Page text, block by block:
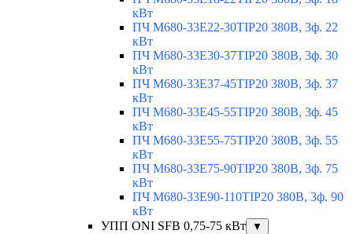
кВт
ПЧ M680-33E22-30TIP20 380В, 3ф. 22
кВт
ПЧ M680-33E30-37TIP20 380В, 3ф. 30
кВт
ПЧ M680-33E37-45TIP20 380В, 3ф. 37
кВт
ПЧ M680-33E45-55TIP20 380В, 3ф. 45
кВт
ПЧ M680-33E55-75TIP20 380В, 3ф. 55
кВт
ПЧ M680-33E75-90TIP20 380В, 3ф. 75
кВт
ПЧ M680-33E90-110TIP20 380В, 3ф. 90
кВт
УПП ONI SFB 0,75-75 кВт
▼